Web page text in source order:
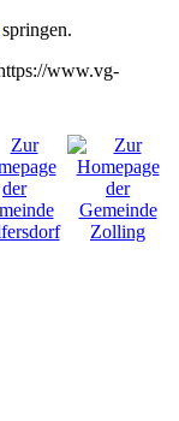
springen.
www.vg-